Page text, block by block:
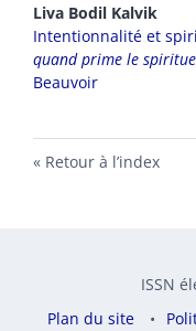
Liva Bodil Kalvik
Intentionnalité et
quand prime le
Beauvoir
Retour à l’index
ISSN
Plan du site